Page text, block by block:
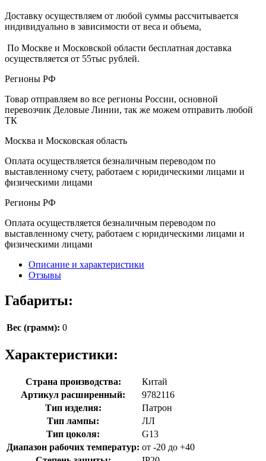
Доставку осуществляем от любой суммы рассчитывается
индивидуально в зависимости от веса и объема,
По Москве и Московской области бесплатная доставка
осуществляется от 55тыс рублей.
Регионы РФ
Товар отправляем во все регионы России, основной
перевозчик Деловые Линии, так же можем отправить любой
ТК
Москва и Московская область
Оплата осуществляется безналичным переводом по
выставленному счету, работаем с юридическими лицами и
физическими лицами
Регионы РФ
Оплата осуществляется безналичным переводом по
выставленному счету, работаем с юридическими лицами и
физическими лицами
Описание и характеристики
Отзывы
Габариты:
Вес (грамм): 0
Характеристики:
Страна производства:
Китай
Артикул расширенный:
9782116
Тип изделия:
Патрон
Тип лампы:
ЛЛ
Тип цоколя:
G13
Диапазон рабочих температур: от -20 до +40